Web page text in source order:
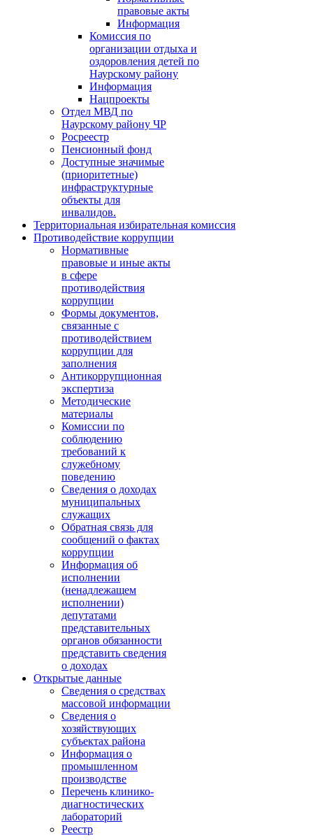
правовые акты
Информация
Комиссия по
организации отдыха и
оздоровления детей по
Наурскому району
Информация
Нацпроекты
Отдел МВД по
Наурскому району ЧР
Росреестр
Пенсионный фонд
Доступные значимые
(приоритетные)
инфраструктурные
объекты для
инвалидов.
Территориальная избирательная комиссия
Противодействие коррупции
Нормативные
правовые и иные акты
в сфере
противодействия
коррупции
Формы документов,
связанные с
противодействием
коррупции для
заполнения
Антикоррупционная
экспертиза
Методические
материалы
Комиссии по
соблюдению
требований к
служебному
поведению
Сведения о доходах
муниципальных
служащих
Обратная связь для
сообщений о фактах
коррупции
Информация об
исполнении
(ненадлежащем
исполнении)
депутатами
представительных
органов обязанности
представить сведения
о доходах
Открытые данные
Сведения о средствах
массовой информации
Сведения о
хозяйствующих
субъектах района
Информация о
промышленном
производстве
Перечень клинико-
диагностических
лабораторий
Реестр